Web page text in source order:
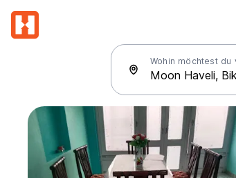
Wohin möchtest du